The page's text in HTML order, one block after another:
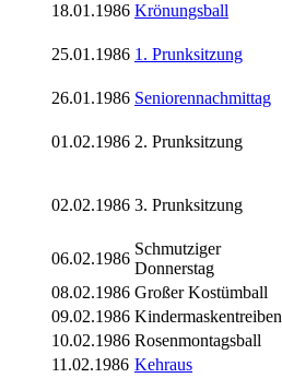
18.01.1986 Krönungsball
25.01.1986 1. Prunksitzung
26.01.1986 Seniorennachmittag
01.02.1986 2. Prunksitzung
02.02.1986 3. Prunksitzung
06.02.1986
Schmutziger
Donnerstag
08.02.1986 Großer Kostümball
09.02.1986 Kindermaskentreiben
10.02.1986 Rosenmontagsball
11.02.1986 Kehraus